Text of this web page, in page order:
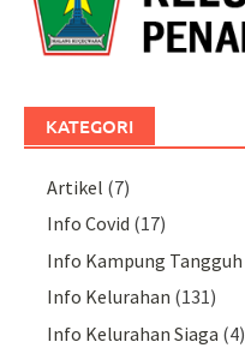
KATEGORI
Artikel (7)
Info Covid (17)
Info Kampung Tangguh
Info Kelurahan (131)
Info Kelurahan Siaga (4)